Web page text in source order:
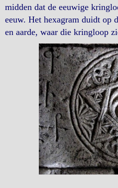
midden dat de eeuwige
eeuw. Het hexagram duidt op
en aarde, waar die kringloop